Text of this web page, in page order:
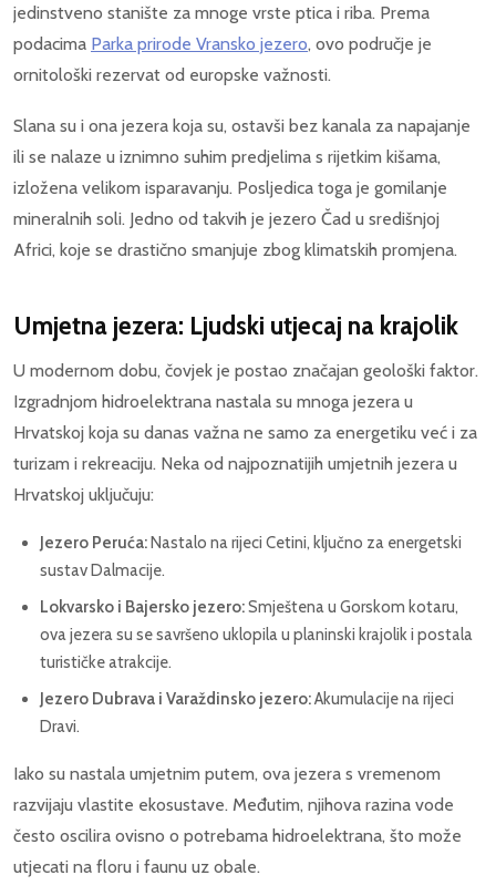
jedinstveno stanište za mnoge vrste ptica i riba. Prema
podacima Parka prirode Vransko jezero, ovo područje je
ornitološki rezervat od europske važnosti.
Slana su i ona jezera koja su, ostavši bez kanala za napajanje
ili se nalaze u iznimno suhim predjelima s rijetkim kišama,
izložena velikom isparavanju. Posljedica toga je gomilanje
mineralnih soli. Jedno od takvih je jezero Čad u središnjoj
Africi, koje se drastično smanjuje zbog klimatskih promjena.
Umjetna jezera: Ljudski utjecaj na krajolik
U modernom dobu, čovjek je postao značajan geološki faktor.
Izgradnjom hidroelektrana nastala su mnoga jezera u
Hrvatskoj koja su danas važna ne samo za energetiku već i za
turizam i rekreaciju. Neka od najpoznatijih umjetnih jezera u
Hrvatskoj uključuju:
Jezero Peruća:Nastalo na rijeci Cetini, ključno za energetski
sustav Dalmacije.
Lokvarsko i Bajersko jezero:Smještena u Gorskom kotaru,
ova jezera su se savršeno uklopila u planinski krajolik i postala
turističke atrakcije.
Jezero Dubrava i Varaždinsko jezero:Akumulacije na rijeci
Dravi.
Iako su nastala umjetnim putem, ova jezera s vremenom
razvijaju vlastite ekosustave. Međutim, njihova razina vode
često oscilira ovisno o potrebama hidroelektrana, što može
utjecati na floru i faunu uz obale.